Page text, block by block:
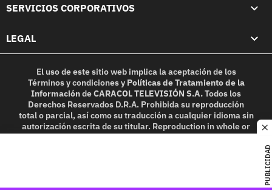
PUBLICIDAD
SERVICIOS CORPORATIVOS
LEGAL
El uso de este sitio web implica la aceptación de los
Términos y condicionesy Políticas de Tratamiento de la
InformacióndeCARACOL TELEVISIÓN S.A.Todos los
Derechos Reservados D.R.A. Prohibida su reproducción
total o parcial, así como su traducción a cualquier idioma sin
autorización escrita de su titular. Reproduction in whole or
in part, or translation without written permission is